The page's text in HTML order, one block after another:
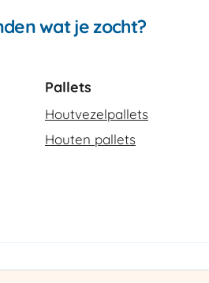
wat je zocht?
Pallets
Houtvezelpallets
Houten pallets